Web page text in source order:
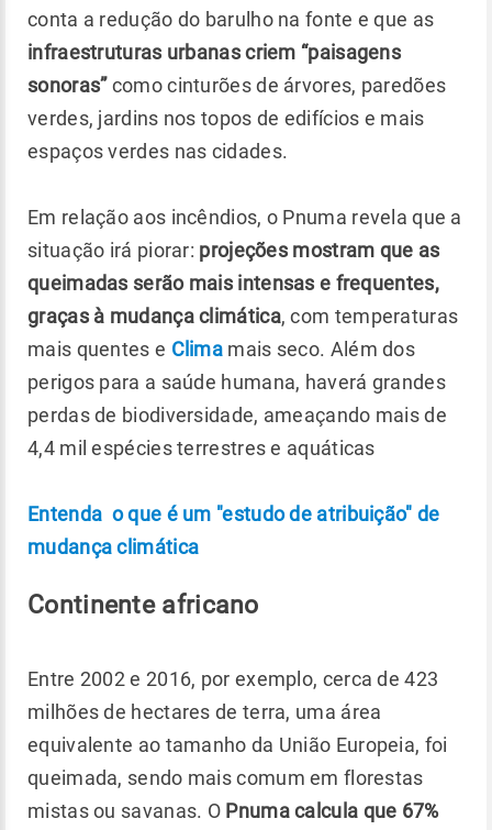
conta a redução do barulho na fonte e que as
infraestruturas urbanas criem “paisagens
sonoras”como cinturões de árvores, paredões
verdes, jardins nos topos de edifícios e mais
espaços verdes nas cidades.
Em relação aos incêndios, o Pnuma revela que a
situação irá piorar: projeções mostram que as
queimadas serão mais intensas e frequentes,
graças à mudança climática, com temperaturas
mais quentes e Clima mais seco. Além dos
perigos para a saúde humana, haverá grandes
perdas de biodiversidade, ameaçando mais de
4,4 mil espécies terrestres e aquáticas
Entenda o que é um "estudo de atribuição" de
mudança climática
Continente africano
Entre 2002 e 2016, por exemplo, cerca de 423
milhões de hectares de terra, uma área
equivalente ao tamanho da União Europeia, foi
queimada, sendo mais comum em florestas
mistas ou savanas. O Pnuma calcula que 67%